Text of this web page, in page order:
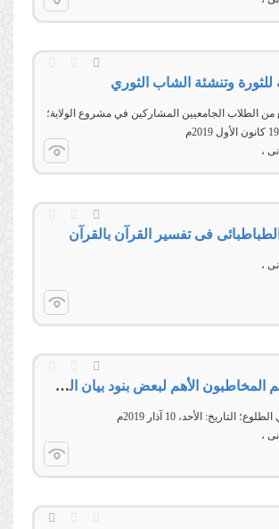
للثورة وتنشئة الشاب الثوري
الطلاب الجامعيين المشاركين في مشروع الولاية؛
فی تفسیر القرآن بالقرآن
علماء الدين هم المخاطبون الأهم لبعض بنود بيان الخطوة الثانية
التاريخ: الأحد، 10 آذار 2019م